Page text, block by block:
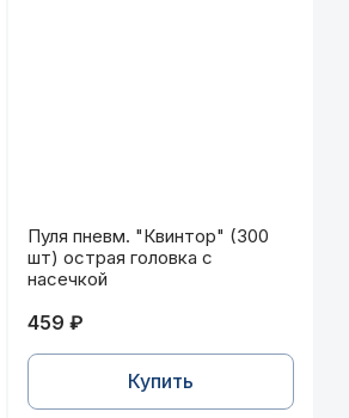
острая головка
Пуля пневм. "Квинтор" (300 шт)
Пуля пневм. "Квинтор" (300
шт) острая головка с
насечкой
459 ₽
Купить